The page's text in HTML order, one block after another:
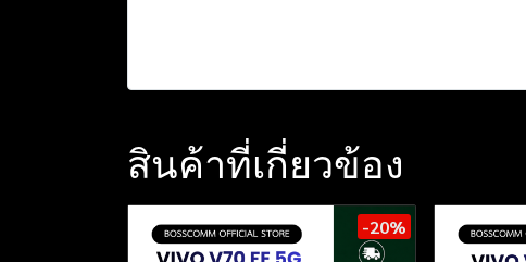
สินค้าที่เกี่ยวข้อง
-20%